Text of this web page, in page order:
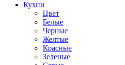
Кухни
Цвет
Белые
Черные
Желтые
Красные
Зеленые